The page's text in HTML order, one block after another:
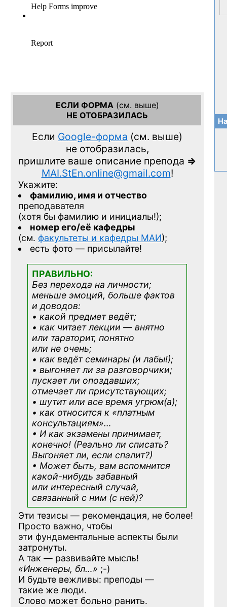
ЕСЛИ ФОРМА(см. выше)
НЕ ОТОБРАЗИЛАСЬ
Если Google-форма (см. выше)
не отобразилась,
пришлите ваше описание препода =>
MAI.StEn.online@gmail.com!
Укажите:
фамилию, имя и отчество
преподавателя
(хотя бы фамилию и инициалы!);
номер его/её кафедры
(см. факультеты и кафедры МАИ);
есть фото — присылайте!
ПРАВИЛЬНО:
Без перехода на личности;
меньше эмоций, больше фактов
и доводов:
• какой предмет ведёт;
• как читает лекции — внятно
или тараторит, понятно
или не очень;
• как ведёт семинары (и лабы!);
• выгоняет ли за разговорчики;
пускает ли опоздавших;
отмечает ли присутствующих;
• шутит или все время угрюм(а);
• как относится к «платным
консультациям»…
• И как экзамены принимает,
конечно! (Реально ли списать?
Выгоняет ли, если спалит?)
• Может быть, вам вспомнится
какой-нибудь забавный
или интересный случай,
связанный с ним (с ней)?
Эти тезисы — рекомендация, не более!
Просто важно, чтобы
эти фундаментальные аспекты были
затронуты.
А так — развивайте мысль!
«Инженеры, бл…» ;-)
И будьте вежливы: преподы —
такие же люди.
Слово может больно ранить.